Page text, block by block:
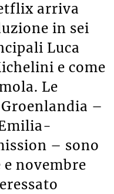
arriva
in sei
Luca
e come
Le
–
– sono
novembre